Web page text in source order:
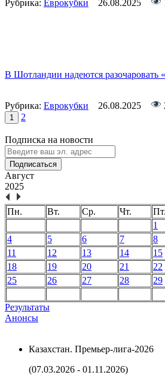
Рубрика: Еврокубки 26.08.2025
В Шотландии надеются разочаровать
Рубрика: Еврокубки 26.08.2025
1 2
Подписка на новости
Подписаться
Август
2025
Пн. Вт. Ср. Чт. Пт.
1
4
5 6 7 8
11
12 13 14 15
18
19 20 21 22
25
26 27 28 29
Результаты
Анонсы
Казахстан. Премьер-лига-2026
(07.03.2026 - 01.11.2026)